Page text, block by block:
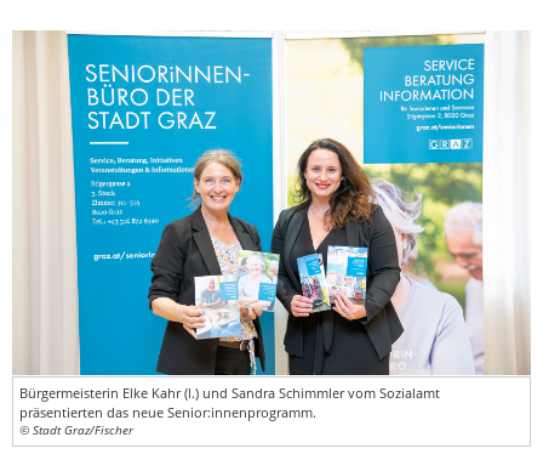
Bürgermeisterin Elke Kahr (l.) und Sandra Schimmler vom Sozialamt
präsentierten das neue Senior:innenprogramm.
© Stadt Graz/Fischer